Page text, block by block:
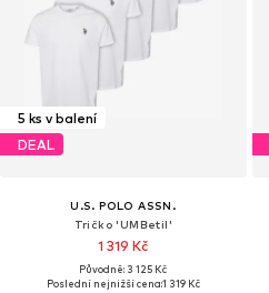
5 ks v balení
DEAL
U.S. POLO ASSN.
Tričko 'UMBetil'
1 319 Kč
Původně: 3 125 Kč
Poslední nejnižší cena:1 319 Kč